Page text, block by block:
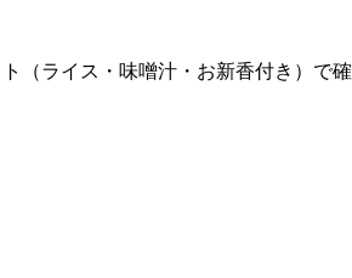
（ライス・味噌汁・お新香付き）で確